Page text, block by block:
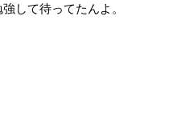
して待ってたんよ。